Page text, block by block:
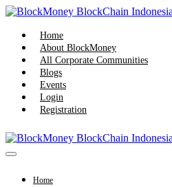
Skip
content
Home
About BlockMoney
All Corporate Communities
Blogs
Events
Login
Registration
Menu
Home